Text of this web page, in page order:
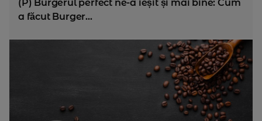
(P) Burgerul perfect ne-a ieșit și mai bine: Cum
a făcut Burger...